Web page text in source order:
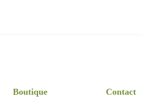
Boutique Contact